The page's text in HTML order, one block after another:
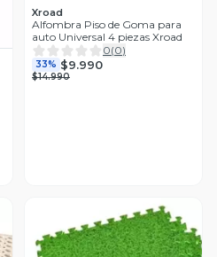
Xroad
Alfombra Piso de Goma para
auto Universal 4 piezas Xroad
0(0)
33% $9.990
$14.990